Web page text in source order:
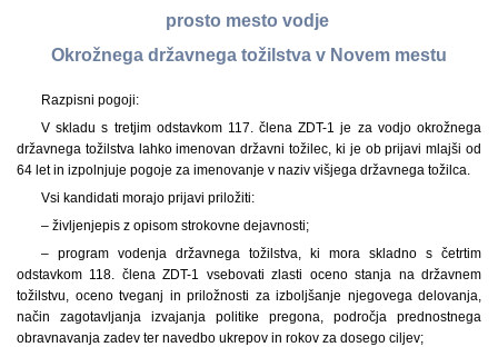
prosto mesto vodje
Okrožnega državnega tožilstva v Novem mestu
Razpisni pogoji:
V skladu s tretjim odstavkom 117. člena ZDT-1 je za vodjo okrožnega
državnega tožilstva lahko imenovan državni tožilec, ki je ob prijavi mlajši od
64 let in izpolnjuje pogoje za imenovanje v naziv višjega državnega tožilca.
Vsi kandidati morajo prijavi priložiti:
– življenjepis z opisom strokovne dejavnosti;
– program vodenja državnega tožilstva, ki mora skladno s četrtim
odstavkom 118. člena ZDT-1 vsebovati zlasti oceno stanja na državnem
tožilstvu, oceno tveganj in priložnosti za izboljšanje njegovega delovanja,
način zagotavljanja izvajanja politike pregona, področja prednostnega
obravnavanja zadev ter navedbo ukrepov in rokov za dosego ciljev;